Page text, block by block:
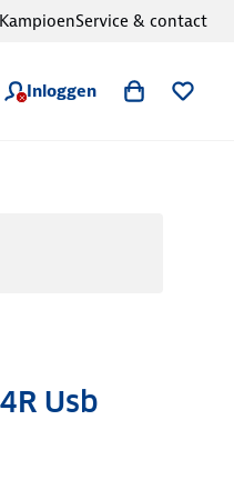
Inloggen
KampioenService & contact
Usb